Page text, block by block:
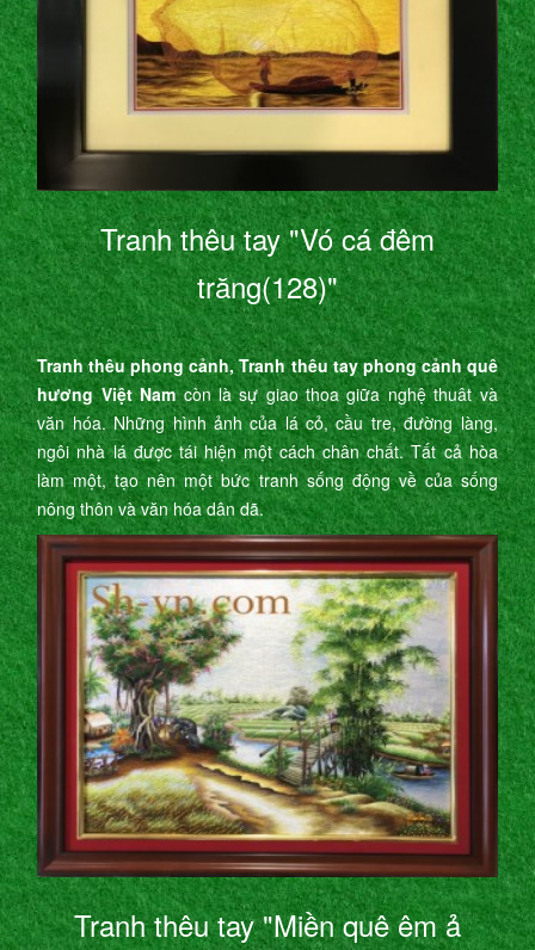
Tranh thêu tay "Vó cá đêm
trăng(128)"
Tranh thêu phong cảnh, Tranh thêu tay phong cảnh quê
hương Việt Namcòn là sự giao thoa giữa nghệ thuât và
văn hóa. Những hình ảnh của lá cỏ, cầu tre, đường làng,
ngôi nhà lá được tái hiện một cách chân chất. Tất cả hòa
làm một, tạo nên một bức tranh sống động về của sống
nông thôn và văn hóa dân dã.
Tranh thêu tay "Miền quê êm ả